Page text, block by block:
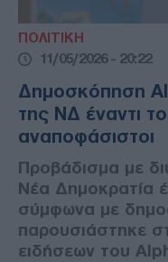
ΠΟΛΙΤΙΚΗ
11/05/2026 - 20:22
Δημοσκόπηση
της ΝΔ έναντι
αναποφάσιστοι
Προβάδισμα με
Νέα Δημοκρατία
σύμφωνα με
παρουσιάστηκε
ειδήσεων του